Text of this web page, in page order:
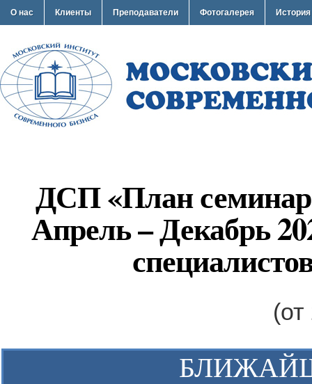
О нас Клиенты Преподаватели Фотогалерея История
ДСП «План
Апрель – Декабрь